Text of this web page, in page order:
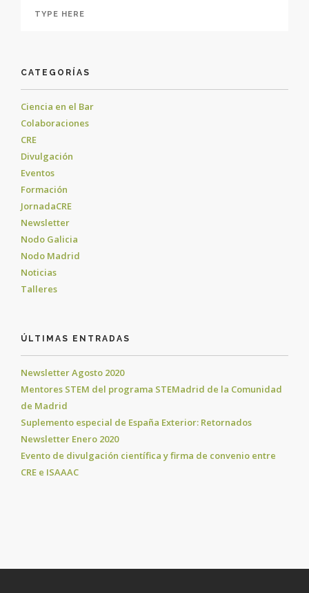
CATEGORÍAS
Ciencia en el Bar
Colaboraciones
CRE
Divulgación
Eventos
Formación
JornadaCRE
Newsletter
Nodo Galicia
Nodo Madrid
Noticias
Talleres
ÚLTIMAS ENTRADAS
Newsletter Agosto 2020
Mentores STEM del programa STEMadrid de la Comunidad
de Madrid
Suplemento especial de España Exterior: Retornados
Newsletter Enero 2020
Evento de divulgación científica y firma de convenio entre
CRE e ISAAAC